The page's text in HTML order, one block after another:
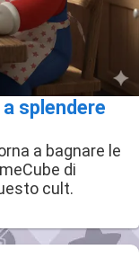
splendere
a bagnare le
di
cult.